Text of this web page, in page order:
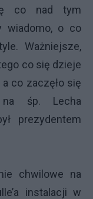
co nad tym
wiadomo, o co
Ważniejsze,
co się dzieje
co zaczęło się
śp. Lecha
prezydentem
chwilowe na
instalacji w